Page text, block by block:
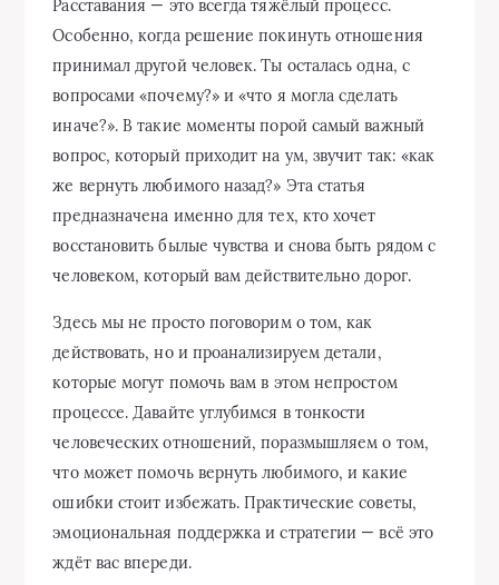
Расставания — это всегда тяжёлый процесс.
Особенно, когда решение покинуть отношения
принимал другой человек. Ты осталась одна, с
вопросами «почему?» и «что я могла сделать
иначе?». В такие моменты порой самый важный
вопрос, который приходит на ум, звучит так: «как
же вернуть любимого назад?» Эта статья
предназначена именно для тех, кто хочет
восстановить былые чувства и снова быть рядом с
человеком, который вам действительно дорог.
Здесь мы не просто поговорим о том, как
действовать, но и проанализируем детали,
которые могут помочь вам в этом непростом
процессе. Давайте углубимся в тонкости
человеческих отношений, поразмышляем о том,
что может помочь вернуть любимого, и какие
ошибки стоит избежать. Практические советы,
эмоциональная поддержка и стратегии — всё это
ждёт вас впереди.